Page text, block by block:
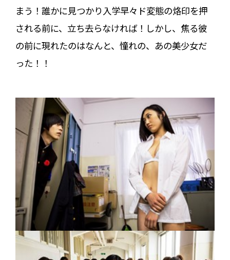
まう！誰かに見つかり入学早々ド変態の烙印を押
される前に、立ち去らなければ！しかし、焦る彼
の前に現れたのはなんと、憧れの、あの美少女だ
った！！